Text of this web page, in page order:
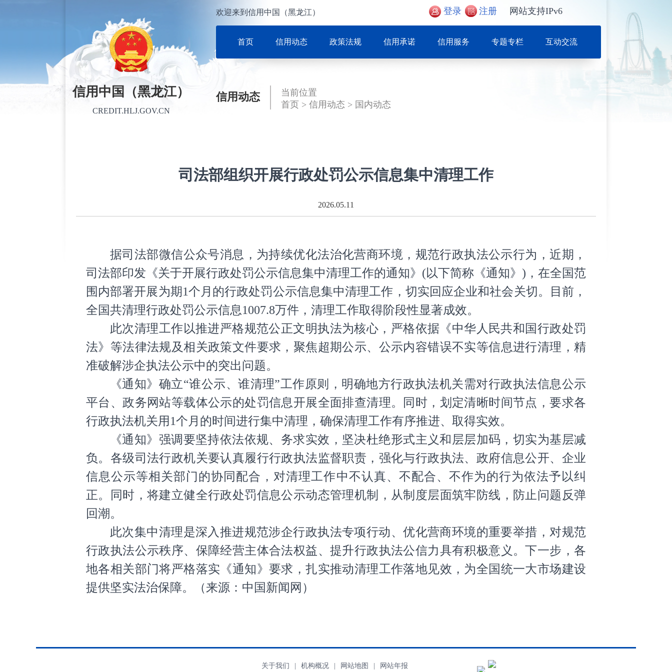
登录 注册 网站支持IPv6
信用中国（黑龙江）
CREDIT.HLJ.GOV.CN
欢迎来到信用中国（黑龙江）
首页 信用动态 政策法规 信用承诺 信用服务 专题专栏 互动交流
信用动态
当前位置
首页 > 信用动态 > 国内动态
司法部组织开展行政处罚公示信息集中清理工作
2026.05.11
据司法部微信公众号消息，为持续优化法治化营商环境，规范行政执法公示行为，近期，
司法部印发《关于开展行政处罚公示信息集中清理工作的通知》(以下简称《通知》)，在全国范
围内部署开展为期1个月的行政处罚公示信息集中清理工作，切实回应企业和社会关切。目前，
全国共清理行政处罚公示信息1007.8万件，清理工作取得阶段性显著成效。
此次清理工作以推进严格规范公正文明执法为核心，严格依据《中华人民共和国行政处罚
法》等法律法规及相关政策文件要求，聚焦超期公示、公示内容错误不实等信息进行清理，精
准破解涉企执法公示中的突出问题。
《通知》确立“谁公示、谁清理”工作原则，明确地方行政执法机关需对行政执法信息公示
平台、政务网站等载体公示的处罚信息开展全面排查清理。同时，划定清晰时间节点，要求各
行政执法机关用1个月的时间进行集中清理，确保清理工作有序推进、取得实效。
《通知》强调要坚持依法依规、务求实效，坚决杜绝形式主义和层层加码，切实为基层减
负。各级司法行政机关要认真履行行政执法监督职责，强化与行政执法、政府信息公开、企业
信息公示等相关部门的协同配合，对清理工作中不认真、不配合、不作为的行为依法予以纠
正。同时，将建立健全行政处罚信息公示动态管理机制，从制度层面筑牢防线，防止问题反弹
回潮。
此次集中清理是深入推进规范涉企行政执法专项行动、优化营商环境的重要举措，对规范
行政执法公示秩序、保障经营主体合法权益、提升行政执法公信力具有积极意义。下一步，各
地各相关部门将严格落实《通知》要求，扎实推动清理工作落地见效，为全国统一大市场建设
提供坚实法治保障。
（来源：中国新闻网 ）
关于我们 机构概况 网站地图 网站年报